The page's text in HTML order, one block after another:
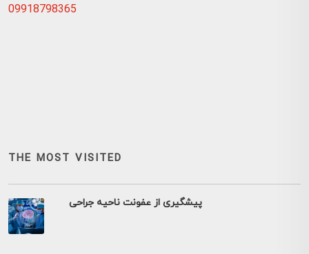
09918798365
THE MOST VISITED
پیشگیری از عفونت ناحیه جراحی